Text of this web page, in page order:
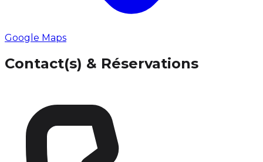
Google Maps
Contact(s) & Réservations